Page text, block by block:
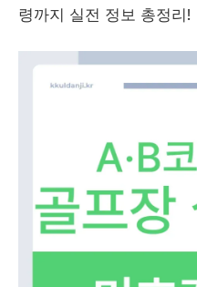
령까지 실전 정보 총정리!